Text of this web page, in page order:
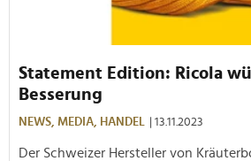
Statement Edition: Ricola
Besserung
NEWS, MEDIA, HANDEL | 13.11.2023
Der Schweizer Hersteller von